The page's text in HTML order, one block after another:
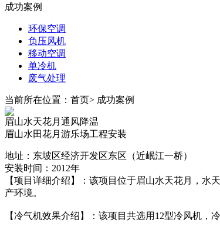
成功案例
环保空调
负压风机
移动空调
单冷机
废气处理
当前所在位置：首页> 成功案例
眉山水天花月通风降温
眉山水田花月游乐场工程安装
地址：东坡区经济开发区东区（近岷江一桥）
安装时间：2012年
【项目详细介绍】：该项目位于眉山水天花月，
产环境。
【冷气机效果介绍】：该项目共选用12型冷风机